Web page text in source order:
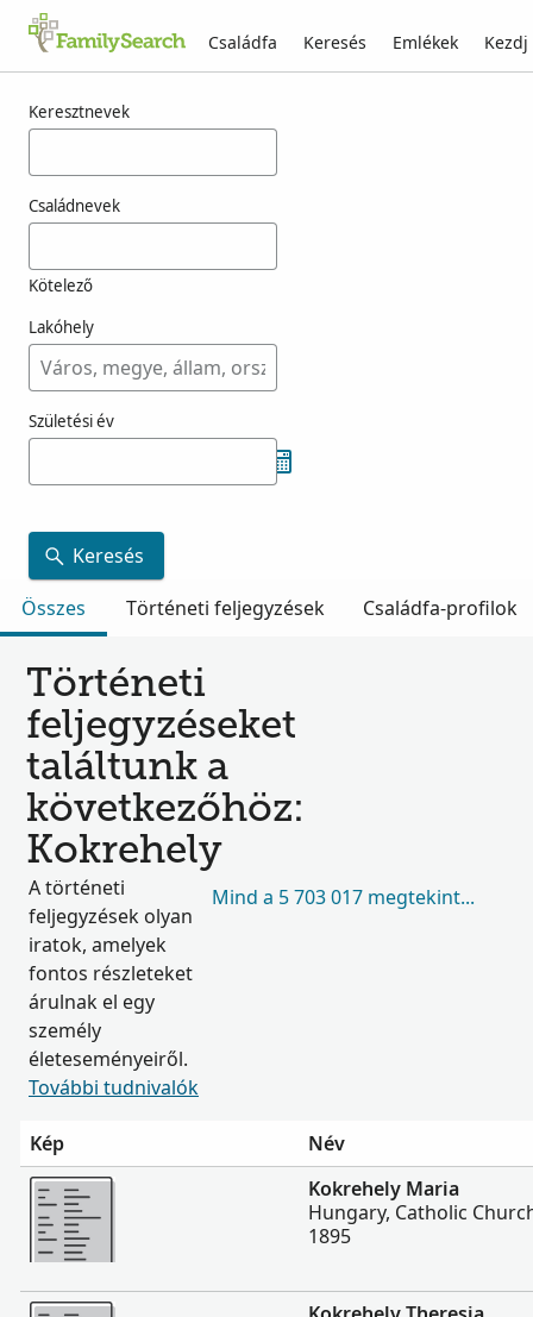
Családfa Keresés Emlékek
Keresztnevek
Családnevek
Kötelező
Lakóhely
Születési év
Keresés
Összes
Történeti feljegyzések Családfa-profilok
Történeti
feljegyzéseket
találtunk a
következőhöz:
Kokrehely
A történeti
feljegyzések olyan
iratok, amelyek
fontos részleteket
árulnak el egy
személy
életeseményeiről.
További tudnivalók
Mind a 5 703 017 megtekintése
Kép
Név
Több
Kokrehely Maria
Hungary, Catholic
1895
Több